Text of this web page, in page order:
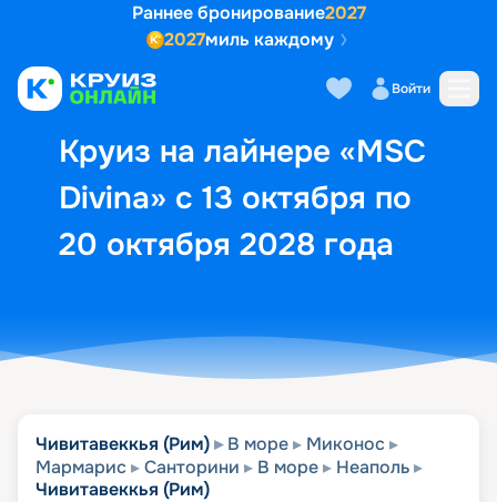
Раннее бронирование2027
2027миль каждому
Войти
Круиз на лайнере «MSC
Divina» с 13 октября по
20 октября 2028 года
Выбор кают Маршрут и
Чивитавеккья (Рим) В море
Миконос
Мармарис
Санторини В море
Неаполь
Чивитавеккья (Рим)